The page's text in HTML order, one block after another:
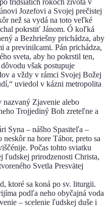
Jozefovi a Svojej prečistej
než sa vydá na toto veľké
pokrstiť Jánom. Ó koľká
a Bezhriešny prichádza, aby
a previnilcami. Pán prichádza,
sveta, aby ho pokrstil ten,
však postupuje
a vždy v rámci Svojej Božej
uviedol v kázni metropolita
Zjavenie alebo
Trojjediný Boh zreteľne a
Syna – nášho Spasiteľa –
na hore Tábor, preto sa
Počas tohto sviatku
ľudskej prirodzenosti Christa,
Svetla Presvätej
ktoré sa koná po sv. liturgii.
podľa neho obyčajná voda
– scelenie ľudskej duše i